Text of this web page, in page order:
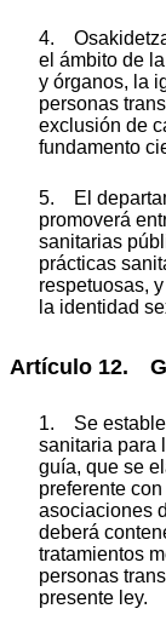
4.
el ámbito de
y órganos, la
personas
exclusión de
fundamento
5. El
promoverá
sanitarias
prácticas
respetuosas,
la identidad
Artículo 12.
1. Se
sanitaria para
guía, que se
preferente
asociaciones
deberá
tratamientos
personas
presente ley.